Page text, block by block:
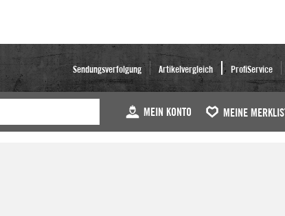
Sendungsverfolgung Artikelvergleich ProfiService
MEIN KONTO MEINE